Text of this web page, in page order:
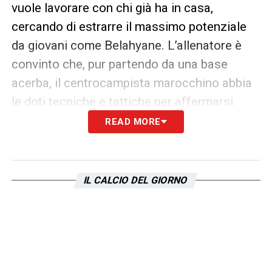
vuole lavorare con chi già ha in casa,
cercando di estrarre il massimo potenziale
da giovani come Belahyane. L’allenatore è
convinto che, pur partendo da una base
acerba, il centrocampista marocchino abbia
le doti tecniche e tattiche per affermarsi.
Sgrezzarlo richiederà tempo e pazienza, ma
che le risorse per crescere potrebbero
READ MORE
IL CALCIO DEL GIORNO